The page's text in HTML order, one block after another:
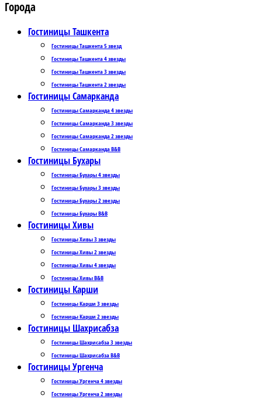
Города
Гостиницы Ташкента
Гостиницы Ташкента 5 звезд
Гостиницы Ташкента 4 звезды
Гостиницы Ташкента 3 звезды
Гостиницы Ташкента 2 звезды
Гостиницы Самарканда
Гостиницы Самарканда 4 звезды
Гостиницы Самарканда 3 звезды
Гостиницы Самарканда 2 звезды
Гостиницы Самарканда B&B
Гостиницы Бухары
Гостиницы Бухары 4 звезды
Гостиницы Бухары 3 звезды
Гостиницы Бухары 2 звезды
Гостиницы Бухары B&B
Гостиницы Хивы
Гостиницы Хивы 3 звезды
Гостиницы Хивы 2 звезды
Гостиницы Хивы 4 звезды
Гостиницы Хивы B&B
Гостиницы Карши
Гостиницы Карши 3 звезды
Гостиницы Карши 2 звезды
Гостиницы Шахрисабза
Гостиницы Шахрисабза 3 звезды
Гостиницы Шахрисабза B&B
Гостиницы Ургенча
Гостиницы Ургенча 4 звезды
Гостиницы Ургенча 2 звезды